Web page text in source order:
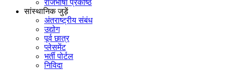
राजभाषा प्रकोष्ठ
सांस्थानिक जुड़ें
अंतराष्ट्रीय संबंध
उद्योग
पूर्व छात्र
प्लेसमेंट
भर्ती पोर्टल
निविदा